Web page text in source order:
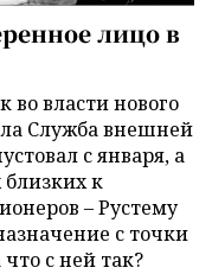
лицо в
во власти нового
Служба внешней
с января, а
к
– Рустему
с точки
с ней так?